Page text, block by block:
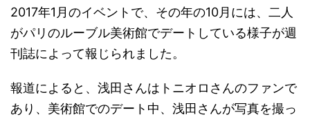
2017年1月のイベントで、その年の10月には、二人
がパリのルーブル美術館でデートしている様子が週
刊誌によって報じられました。
報道によると、浅田さんはトニオロさんのファンで
あり、美術館でのデート中、浅田さんが写真を撮っ